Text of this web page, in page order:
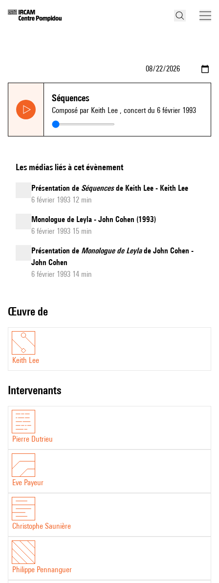
Séquences
Composé par Keith Lee , concert du 6 février 1993
Les médias liés à cet évènement
Présentation de Séquencesde Keith Lee - Keith Lee
6 février 1993 12 min
Monologue de Leyla - John Cohen (1993)
6 février 1993 15 min
Présentation de Monologue de Leylade John Cohen -
John Cohen
6 février 1993 14 min
Œuvre de
Keith Lee
intervenants
Pierre Dutrieu
Eve Payeur
Christophe Saunière
Philippe Pennanguer